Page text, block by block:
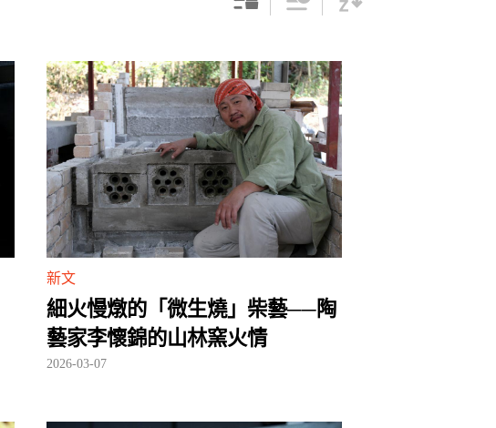
新文
細火慢燉的「微生燒」柴藝──陶
藝家李懷錦的山林窯火情
2026-03-07